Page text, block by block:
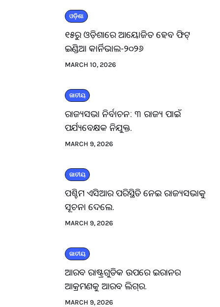
ଓଡ଼ିଶା
୧୫ରୁ ଓଡ଼ିଶାରେ ଆୟୋଜିତ ହେବ ଫିଟ୍
ଇଣ୍ଡିଆ କାର୍ନିଭାଲ-୨୦୨୬
MARCH 10, 2026
ଜାତୀୟ
ରାଜ୍ୟସଭା ନିର୍ବାଚନ: ୩ ରାଜ୍ୟ ପାଇଁ
ପର୍ଯ୍ୟବେକ୍ଷକ ନିଯୁକ୍ତ.
MARCH 9, 2026
ଜାତୀୟ
ପଶ୍ଚିମ ଏସିଆର ପରିସ୍ଥିତି ନେଇ ରାଜ୍ୟସଭାକୁ
ସୂଚନା ଦେଲେ.
MARCH 9, 2026
ଜାତୀୟ
ଆରବ ରାଷ୍ଟ୍ରଗୁଡିକ ଉପରେ ଇରାନର
ଆକ୍ରମଣକୁ ଆରବ ଲିଗ୍‌ର.
MARCH 9, 2026